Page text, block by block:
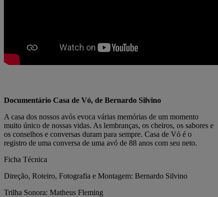
Documentário Casa de Vó, de Bernardo Silvino
A casa dos nossos avós evoca várias memórias de um momento
muito único de nossas vidas. As lembranças, os cheiros, os sabores e
os conselhos e conversas duram para sempre. Casa de Vó é o
registro de uma conversa de uma avó de 88 anos com seu neto.
Ficha Técnica
Direção, Roteiro, Fotografia e Montagem: Bernardo Silvino
Trilha Sonora: Matheus Fleming